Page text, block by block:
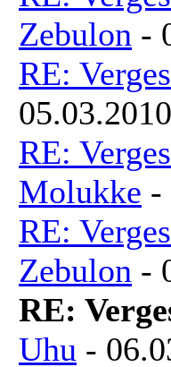
Zebulon -
RE:
RE:
Molukke -
RE:
Zebulon -
RE:
Uhu -